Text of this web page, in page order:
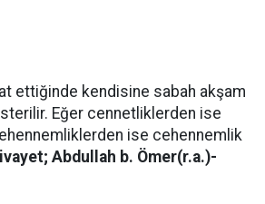
ettiğinde kendisine sabah akşam
Eğer cennetliklerden ise
ise cehennemlik
Abdullah b. Ömer(r.a.)-